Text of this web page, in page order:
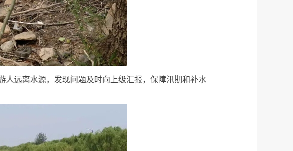
远离水源，发现问题及时向上级汇报，保障汛期和补水